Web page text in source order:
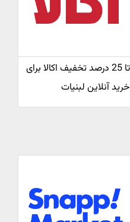
تا 25 درصد تخفیف اکالا برای
خرید آنلاین لبنیات